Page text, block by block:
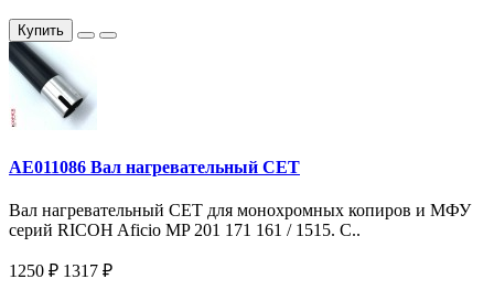
Купить
AE011086 Вал нагревательный CET
Вал нагревательный CET для монохромных копиров и МФУ
серий RICOH Aficio MP 201 171 161 / 1515. C..
1250 ₽ 1317 ₽